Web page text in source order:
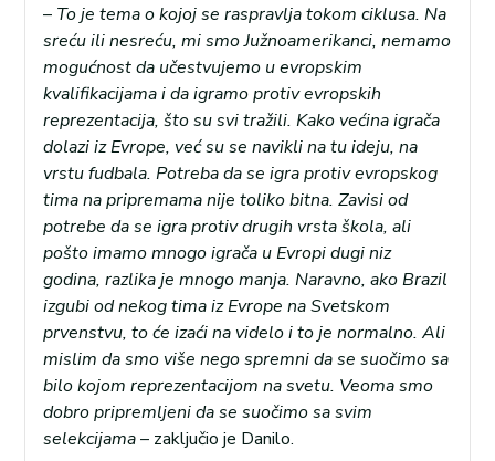
– To je tema o kojoj se raspravlja tokom ciklusa. Na
sreću ili nesreću, mi smo Južnoamerikanci, nemamo
mogućnost da učestvujemo u evropskim
kvalifikacijama i da igramo protiv evropskih
reprezentacija, što su svi tražili. Kako većina igrača
dolazi iz Evrope, već su se navikli na tu ideju, na
vrstu fudbala. Potreba da se igra protiv evropskog
tima na pripremama nije toliko bitna. Zavisi od
potrebe da se igra protiv drugih vrsta škola, ali
pošto imamo mnogo igrača u Evropi dugi niz
godina, razlika je mnogo manja. Naravno, ako Brazil
izgubi od nekog tima iz Evrope na Svetskom
prvenstvu, to će izaći na videlo i to je normalno. Ali
mislim da smo više nego spremni da se suočimo sa
bilo kojom reprezentacijom na svetu. Veoma smo
dobro pripremljeni da se suočimo sa svim
selekcijama– zaključio je Danilo.